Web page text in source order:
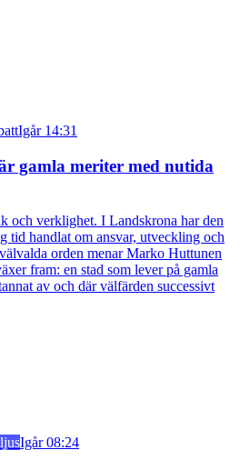
Igår 14:31
gamla meriter med nutida
och verklighet. I Landskrona har den
tid handlat om ansvar, utveckling och
orden menar Marko Huttunen
fram: en stad som lever på gamla
av och där välfärden successivt
Igår 08:24